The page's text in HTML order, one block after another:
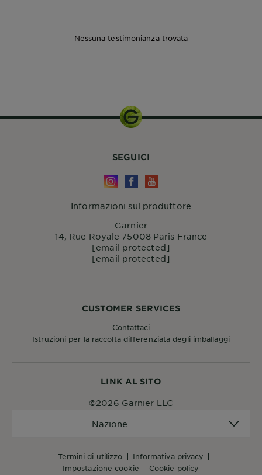
Nessuna testimonianza trovata
LINK AL SITO
termini di utilizzo
informativa privacy
impostazione cookie
cookie policy
Nazione
©2026 Garnier LLC
CUSTOMER SERVICES
Contattaci
Istruzioni per la raccolta differenziata degli imballaggi
SEGUICI
Informazioni sul produttore
Garnier
14, Rue Royale 75008 Paris France
[email protected]
[email protected]